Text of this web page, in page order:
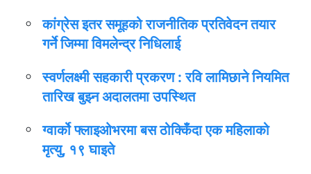
कांग्रेस इतर समूहको राजनीतिक प्रतिवेदन तयार
गर्ने जिम्मा विमलेन्द्र निधिलाई
स्वर्णलक्ष्मी सहकारी प्रकरण : रवि लामिछाने नियमित
तारिख बुझ्न अदालतमा उपस्थित
ग्वार्को फ्लाइओभरमा बस ठोक्किँदा एक महिलाको
मृत्यु, १९ घाइते